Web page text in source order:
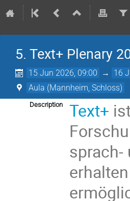
5. Text+ Plenary
15 Jun 2026, 09:00 → 16
Aula (Mannheim, Schloss)
Description Text+